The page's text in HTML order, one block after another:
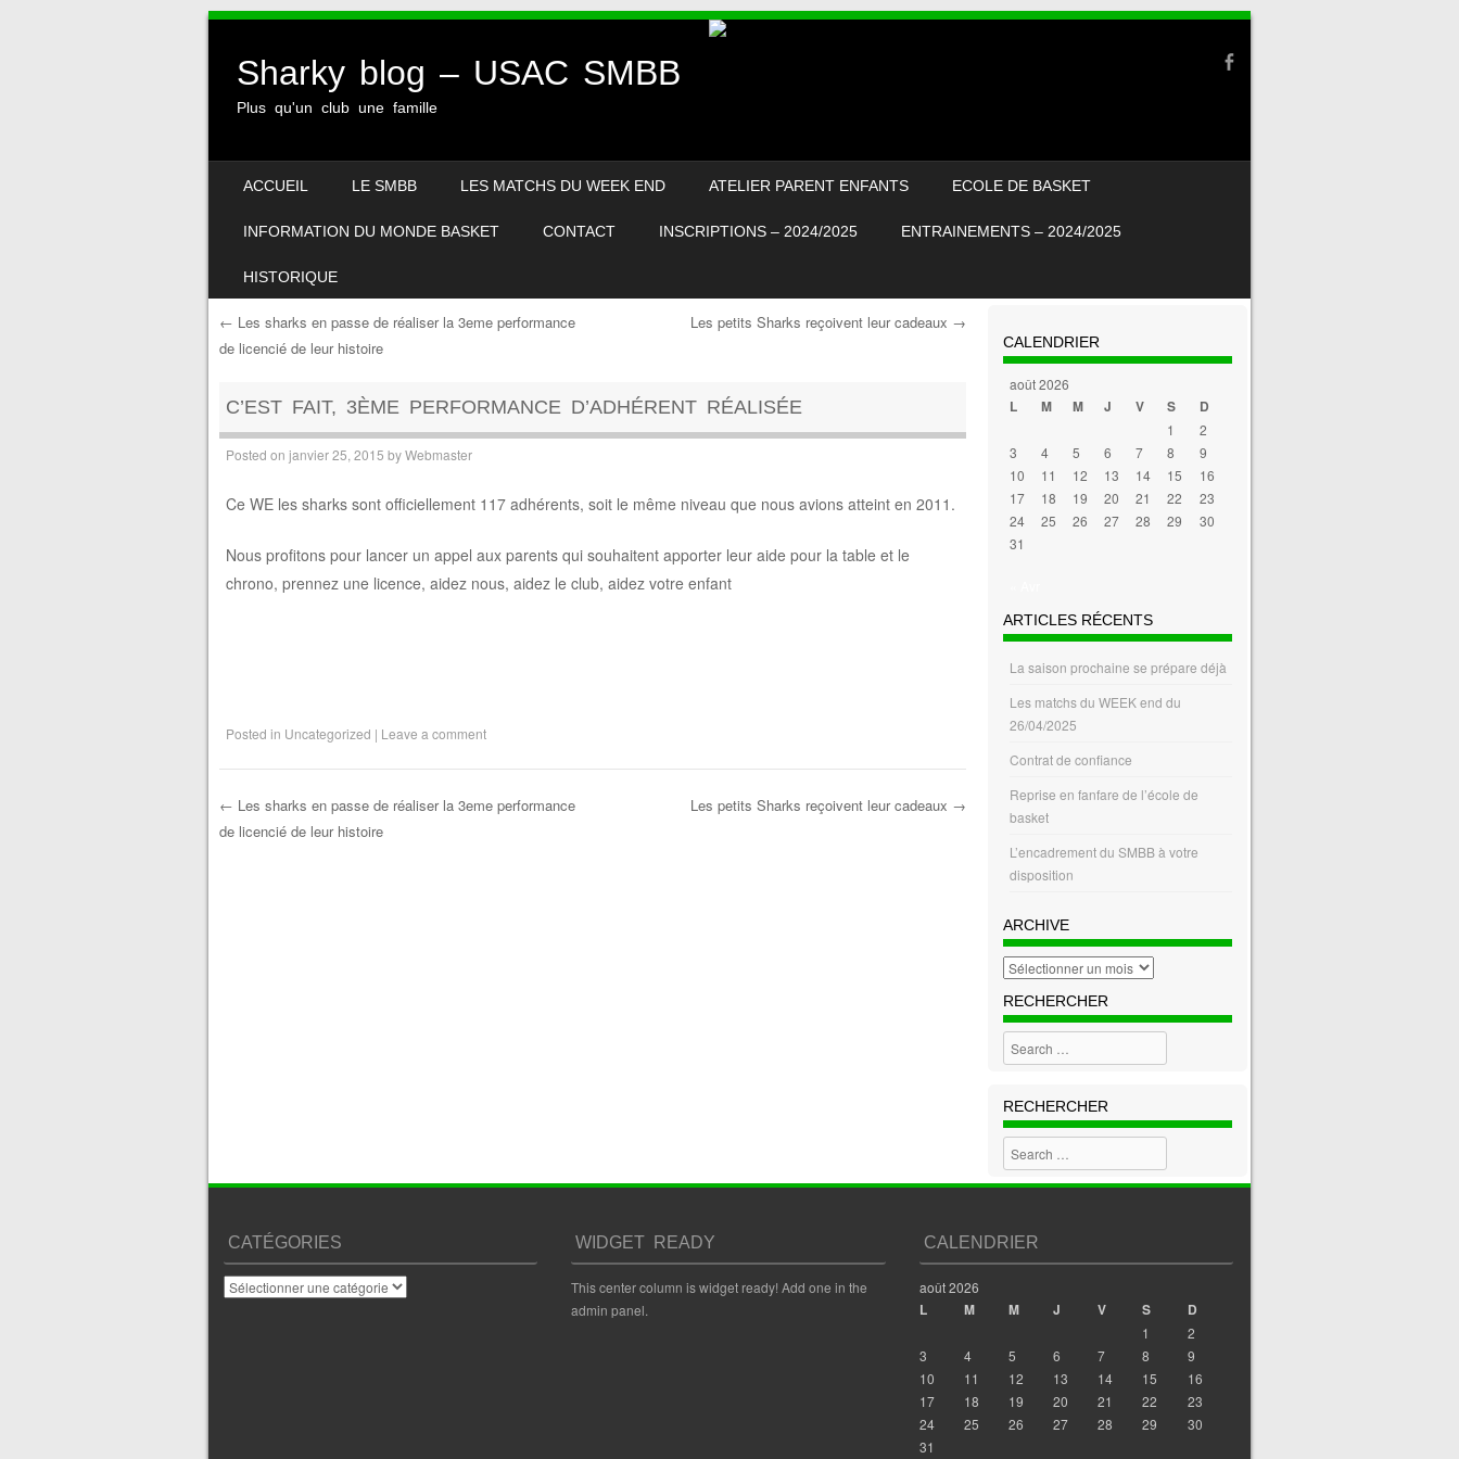
Sharky blog – USAC SMBB
Plus qu'un club une famille
ACCUEIL LE SMBB LES MATCHS DU WEEK END ATELIER PARENT ENFANTS ECOLE DE BASKET
INFORMATION DU MONDE BASKET CONTACT INSCRIPTIONS – 2024/2025 ENTRAINEMENTS – 2024/2025
HISTORIQUE
Post navigation
← Les sharks en passe de réaliser la 3eme performance
de licencié de leur histoire
Les petits Sharks reçoivent leur cadeaux →
C’EST FAIT, 3ÈME PERFORMANCE D’ADHÉRENT RÉALISÉE
Posted on janvier 25, 2015 byWebmaster
Ce WE les sharks sont officiellement 117 adhérents, soit le même niveau que nous avions atteint en 2011.
Nous profitons pour lancer un appel aux parents qui souhaitent apporter leur aide pour la table et le
chrono, prennez une licence, aidez nous, aidez le club, aidez votre enfant
Posted in Uncategorized | Leave a comment
Post navigation
← Les sharks en passe de réaliser la 3eme performance
de licencié de leur histoire
Les petits Sharks reçoivent leur cadeaux →
CALENDRIER
août 2026
L M M J V S D
1
2
3
4 5 6 7 8
9
10
11 12 13 14 15
16
17
18 19 20 21 22
23
24
25 26 27 28 29
30
31
ARTICLES RÉCENTS
La saison prochaine se prépare déjà
Les matchs du WEEK end du
26/04/2025
Contrat de confiance
Reprise en fanfare de l’école de
basket
L’encadrement du SMBB à votre
disposition
ARCHIVE
archive
RECHERCHER
Search
RECHERCHER
Search
CATÉGORIES
Catégories
WIDGET READY
This center column is widget ready! Add one in the
admin panel.
CALENDRIER
août 2026
L M M J V S D
1
2
3
4 5 6 7 8
9
10
11 12 13 14 15
16
17
18 19 20 21 22
23
24
25 26 27 28 29
30
31